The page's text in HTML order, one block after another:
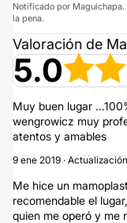
Notificado por
la pena.
Valoración de
5.0
Muy buen lugar
wengrowicz muy
atentos y amables
9 ene 2019 ·
Me hice un
recomendable el
quien me operó y me